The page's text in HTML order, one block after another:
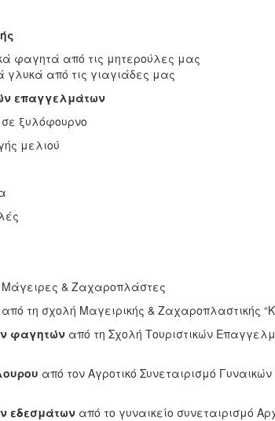
φαγητά από τις μητερούλες μας
γλυκά από τις γιαγιάδες μας
επαγγελμάτων
ξυλόφουρνο
μελιού
& Ζαχαροπλάστες
από τη σχολή Μαγειρικής & Ζαχαροπλαστικής
φαγητών από τη Σχολή Τουριστικών
από τον Αγροτικό Συνεταιρισμό
εδεσμάτων από το γυναικείο συνεταιρισμό